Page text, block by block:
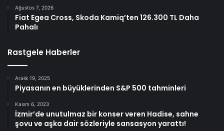
Ağustos 7, 2026
Fiat Egea Cross, Skoda Kamiq’ten 126.300 TL Daha
Pahalı
Rastgele Haberler
Aralık 19, 2025
Piyasanın en büyüklerinden S&P 500 tahminleri
Kasım 6, 2023
İzmir’de unutulmaz bir konser veren Hadise, sahne
şovu ve aşka dair sözleriyle sansasyon yarattı!